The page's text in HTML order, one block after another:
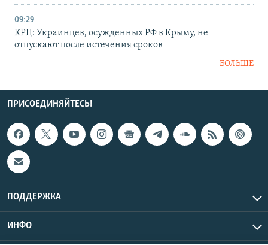
09:29
КРЦ: Украинцев, осужденных РФ в Крыму, не
отпускают после истечения сроков
БОЛЬШЕ
ПРИСОЕДИНЯЙТЕСЬ!
ПОДДЕРЖКА
ИНФО